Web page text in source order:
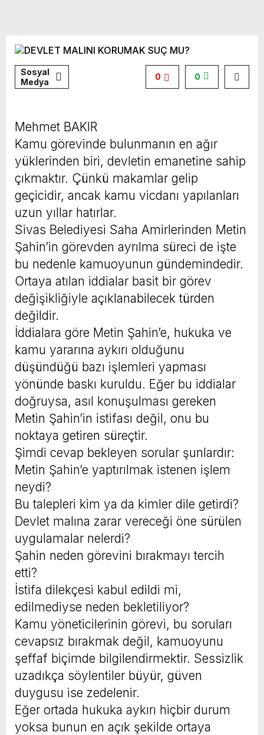
Sosyal
Medya
0
0
Mehmet BAKIR
Kamu görevinde bulunmanın en ağır
yüklerinden biri, devletin emanetine sahip
çıkmaktır. Çünkü makamlar gelip
geçicidir, ancak kamu vicdanı yapılanları
uzun yıllar hatırlar.
Sivas Belediyesi Saha Amirlerinden Metin
Şahin’in görevden ayrılma süreci de işte
bu nedenle kamuoyunun gündemindedir.
Ortaya atılan iddialar basit bir görev
değişikliğiyle açıklanabilecek türden
değildir.
İddialara göre Metin Şahin’e, hukuka ve
kamu yararına aykırı olduğunu
düşündüğü bazı işlemleri yapması
yönünde baskı kuruldu. Eğer bu iddialar
doğruysa, asıl konuşulması gereken
Metin Şahin’in istifası değil, onu bu
noktaya getiren süreçtir.
Şimdi cevap bekleyen sorular şunlardır:
Metin Şahin’e yaptırılmak istenen işlem
neydi?
Bu talepleri kim ya da kimler dile getirdi?
Devlet malına zarar vereceği öne sürülen
uygulamalar nelerdi?
Şahin neden görevini bırakmayı tercih
etti?
İstifa dilekçesi kabul edildi mi,
edilmediyse neden bekletiliyor?
Kamu yöneticilerinin görevi, bu soruları
cevapsız bırakmak değil, kamuoyunu
şeffaf biçimde bilgilendirmektir. Sessizlik
uzadıkça söylentiler büyür, güven
duygusu ise zedelenir.
Eğer ortada hukuka aykırı hiçbir durum
yoksa bunun en açık şekilde ortaya